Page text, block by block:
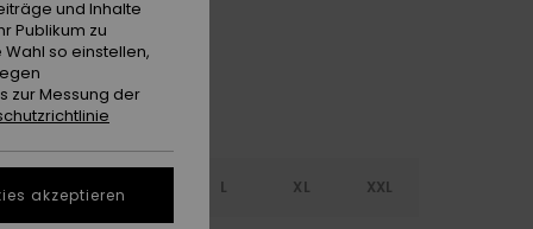
L XL XXL
und Inhalte
Publikum zu
so einstellen,
zur Messung der
akzeptieren